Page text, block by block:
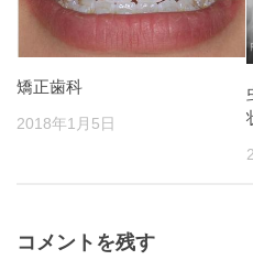
矯正歯科
2018年1月5日
コメントを残す